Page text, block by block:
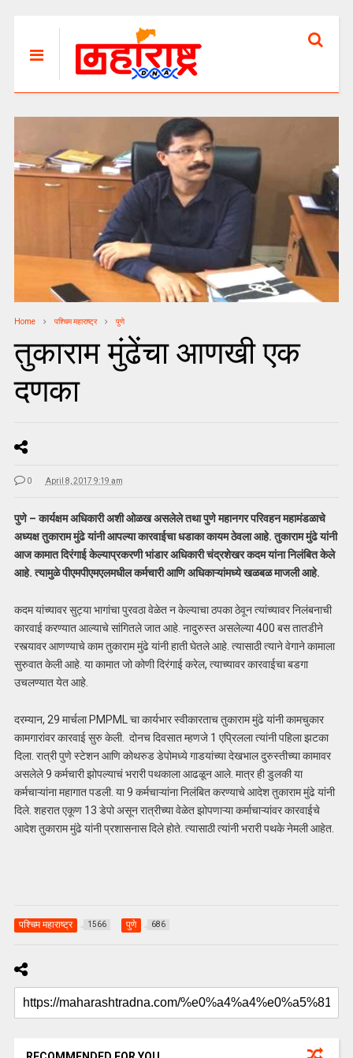
Home पश्चिम महाराष्ट्र पुणे
तुकाराम मुंढेंचा आणखी एक
दणका
0 April 8, 2017 9:19 am
पुणे – कार्यक्षम अधिकारी अशी ओळख असलेले तथा पुणे महानगर परिवहन महामंडळाचे
अध्यक्ष तुकाराम मुंढे यांनी आपल्या कारवाईचा धडाका कायम ठेवला आहे. तुकाराम मुंढे यांनी
आज कामात दिरंगाई केल्याप्रकरणी भांडार अधिकारी चंद्रशेखर कदम यांना निलंबित केले
आहे. त्यामुळे पीएमपीएमएलमधील कर्मचारी आणि अधिकाऱ्यांमध्ये खळबळ माजली आहे.
कदम यांच्यावर सुट्या भागांचा पुरवठा वेळेत न केल्याचा ठपका ठेवून त्यांच्यावर निलंबनाची
कारवाई करण्यात आल्याचे सांगितले जात आहे. नादुरुस्त असलेल्या 400 बस तातडीने
रस्त्यावर आणण्याचे काम तुकाराम मुंढे यांनी हाती घेतले आहे. त्यासाठी त्याने वेगाने कामाला
सुरुवात केली आहे. या कामात जो कोणी दिरंगाई करेल, त्याच्यावर कारवाईचा बडगा
उचलण्यात येत आहे.
दरम्यान, 29 मार्चला PMPML चा कार्यभार स्वीकारताच तुकाराम मुंढे यांनी कामचुकार
कामगारांवर कारवाई सुरु केली. दोनच दिवसात म्हणजे 1 एप्रिलला त्यांनी पहिला झटका
दिला. रात्री पुणे स्टेशन आणि कोथरुड डेपोमध्ये गाडयांच्या देखभाल दुरुस्तीच्या कामावर
असलेले 9 कर्मचारी झोपल्याचं भरारी पथकाला आढळून आले. मात्र ही डुलकी या
कर्मचाऱ्यांना महागात पडली. या 9 कर्मचाऱ्यांना निलंबित करण्याचे आदेश तुकाराम मुंढे यांनी
दिले. शहरात एकूण 13 डेपो असून रात्रीच्या वेळेत झोपणाऱ्या कर्माचाऱ्यांवर कारवाईचे
आदेश तुकाराम मुंढे यांनी प्रशासनास दिले होते. त्यासाठी त्यांनी भरारी पथके नेमली आहेत.
पश्चिम महाराष्ट्र 1566 पुणे 686